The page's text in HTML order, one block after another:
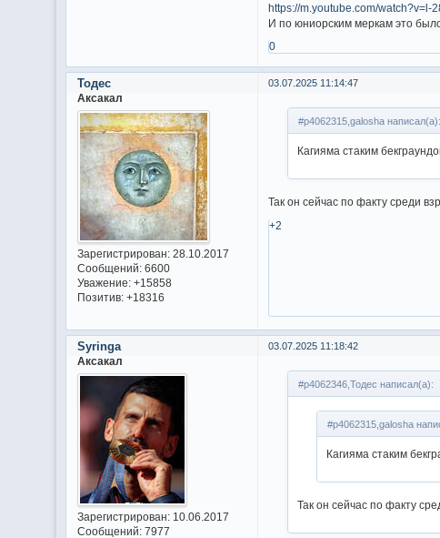
https://m.youtube.com/watch?v=l-
И по юниорским меркам это
0
03.07.2025 11:14:47
Тодес
Аксакал
Зарегистрирован: 28.10.2017
Сообщений:6600
Уважение: +15858
Позитив: +18316
#p4062315,galosha написал(а):
Кагияма стаким
Так он сейчас по факту среди
+2
03.07.2025 11:18:42
Syringa
Аксакал
Зарегистрирован: 10.06.2017
Сообщений:7977
#p4062346,Тодес написал(а):
#p4062315,galosha
Кагияма стаким
Так он сейчас по факту